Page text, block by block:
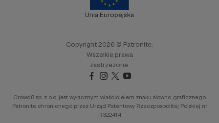
Unia Europejska
Copyright 2026 © Patronite.
Wszelkie prawa
zastrzeżone.
Crowd8 sp. z o.o. jest wyłącznym właścicielem znaku słowno-graficznego
Patronite chronionego przez Urząd Patentowy Rzeczpospolitej Polskiej nr
R.322414